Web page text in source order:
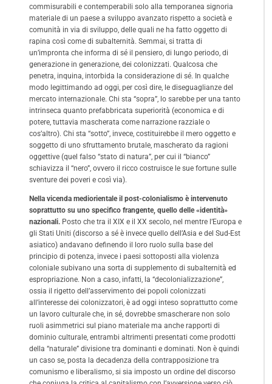
commisurabili e contemperabili solo alla temporanea signoria
materiale di un paese a sviluppo avanzato rispetto a società e
comunità in via di sviluppo, delle quali ne ha fatto oggetto di
rapina così come di subalternità. Semmai, si tratta di
un’impronta che informa di sé il pensiero, di lungo periodo, di
generazione in generazione, dei colonizzati. Qualcosa che
penetra, inquina, intorbida la considerazione di sé. In qualche
modo legittimando ad oggi, per così dire, le diseguaglianze del
mercato internazionale. Chi sta “sopra”, lo sarebbe per una tanto
intrinseca quanto prefabbricata superiorità (economica e di
potere, tuttavia mascherata come narrazione razziale o
cos’altro). Chi sta “sotto”, invece, costituirebbe il mero oggetto e
soggetto di uno sfruttamento brutale, mascherato da ragioni
oggettive (quel falso “stato di natura”, per cui il “bianco”
schiavizza il “nero”, ovvero il ricco costruisce le sue fortune sulle
sventure dei poveri e così via).
Nella vicenda mediorientale il post-colonialismo è intervenuto
soprattutto su uno specifico frangente, quello delle «identità»
nazionali. Posto che tra il XIX e il XX secolo, nel mentre l’Europa e
gli Stati Uniti (discorso a sé è invece quello dell’Asia e del Sud-Est
asiatico) andavano definendo il loro ruolo sulla base del
principio di potenza, invece i paesi sottoposti alla violenza
coloniale subivano una sorta di supplemento di subalternità ed
espropriazione. Non a caso, infatti, la “decolonializzazione”,
ossia il rigetto dell’asservimento dei popoli colonizzati
all’interesse dei colonizzatori, è ad oggi inteso soprattutto come
un lavoro culturale che, in sé, dovrebbe smascherare non solo
ruoli asimmetrici sul piano materiale ma anche rapporti di
dominio culturale, entrambi altrimenti presentati come prodotti
della “naturale” divisione tra dominanti e dominati. Non è quindi
un caso se, posta la decadenza della contrapposizione tra
comunismo e liberalismo, si sia imposto un ordine del discorso